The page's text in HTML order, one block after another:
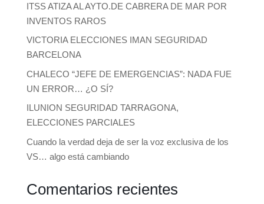
ITSS ATIZA AL AYTO.DE CABRERA DE MAR POR
INVENTOS RAROS
VICTORIA ELECCIONES IMAN SEGURIDAD
BARCELONA
CHALECO “JEFE DE EMERGENCIAS”: NADA FUE
UN ERROR… ¿O SÍ?
ILUNION SEGURIDAD TARRAGONA,
ELECCIONES PARCIALES
Cuando la verdad deja de ser la voz exclusiva de los
VS… algo está cambiando
Comentarios recientes